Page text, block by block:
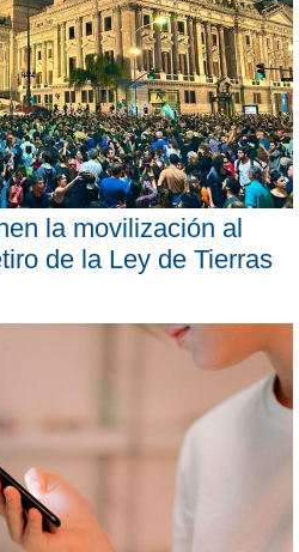
la movilización al
de la Ley de Tierras